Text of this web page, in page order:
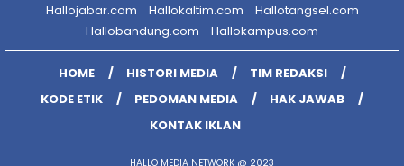
Hallojabar.com
Hallokaltim.com
Hallotangsel.com
Hallobandung.com
Hallokampus.com
HOME HISTORI MEDIA
TIM REDAKSI
KODE ETIK
PEDOMAN MEDIA
HAK JAWAB
KONTAK IKLAN
HALLO MEDIA NETWORK @ 2023